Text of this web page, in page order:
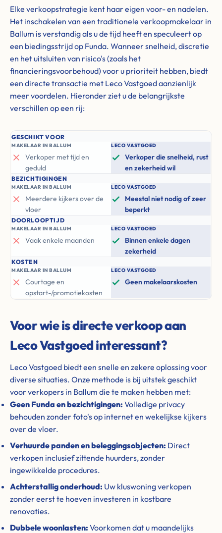
Elke verkoopstrategie kent haar eigen voor- en nadelen.
Het inschakelen van een traditionele verkoopmakelaar in
Ballum is verstandig als u de tijd heeft en speculeert op
een biedingsstrijd op Funda. Wanneer snelheid, discretie
en het uitsluiten van risico's (zoals het
financieringsvoorbehoud) voor u prioriteit hebben, biedt
een directe transactie met Leco Vastgoed aanzienlijk
meer voordelen. Hieronder ziet u de belangrijkste
verschillen op een rij:
GESCHIKT VOOR
MAKELAAR IN BALLUM
Verkoper met tijd en
geduld
LECO VASTGOED
Verkoper die snelheid, rust
en zekerheid wil
BEZICHTIGINGEN
MAKELAAR IN BALLUM
Meerdere kijkers over de
vloer
LECO VASTGOED
Meestal niet nodig of zeer
beperkt
DOORLOOPTIJD
MAKELAAR IN BALLUM
Vaak enkele maanden
LECO VASTGOED
Binnen enkele dagen
zekerheid
KOSTEN
MAKELAAR IN BALLUM
Courtage en
opstart-/promotiekosten
LECO VASTGOED
Geen makelaarskosten
Voor wie is directe verkoop aan
Leco Vastgoed interessant?
Leco Vastgoed biedt een snelle en zekere oplossing voor
diverse situaties. Onze methode is bij uitstek geschikt
voor verkopers in Ballum die te maken hebben met:
Geen Funda en bezichtigingen: Volledige privacy
behouden zonder foto's op internet en wekelijkse kijkers
over de vloer.
Verhuurde panden en beleggingsobjecten: Direct
verkopen inclusief zittende huurders, zonder
ingewikkelde procedures.
Achterstallig onderhoud: Uw kluswoning verkopen
zonder eerst te hoeven investeren in kostbare
renovaties.
Dubbele woonlasten: Voorkomen dat u maandelijks